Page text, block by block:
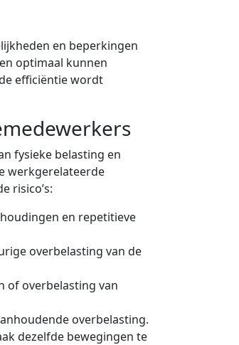
en beperkingen
optimaal kunnen
efficiëntie wordt
fysieke belasting en
werkgerelateerde
risico’s:
en repetitieve
overbelasting van de
of overbelasting van
overbelasting.
dezelfde bewegingen te